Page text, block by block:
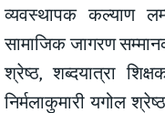
व्यवस्थापक कल्याण
सामाजिक जागरण
श्रेष्ठ, शब्दयात्रा
निर्मलाकुमारी यगोल